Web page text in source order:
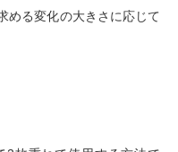
める変化の大きさに応じて